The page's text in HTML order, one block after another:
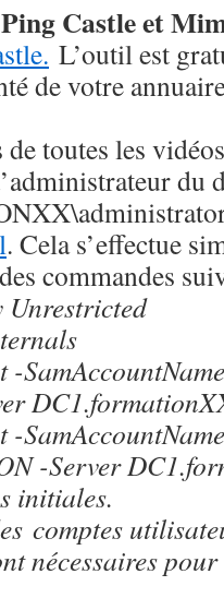
Castle et
L’outil est
de votre
toutes les
du
. Cela s’effectue
commandes
Unrestricted
-
-
-Server
initiales.
comptes
nécessaires pour